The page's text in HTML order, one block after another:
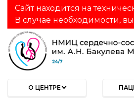
Сайт находится на
В случае необходимости,
О ЦЕНТРЕ